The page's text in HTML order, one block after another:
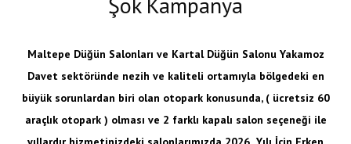
Maltepe Düğün Salonları ve Kartal Düğün Salonu Yakamoz
Davet sektöründe nezih ve kaliteli ortamıyla bölgedeki en
büyük sorunlardan biri olan otopark konusunda, ( ücretsiz 60
araçlık otopark ) olması ve 2 farklı kapalı salon seçeneği ile